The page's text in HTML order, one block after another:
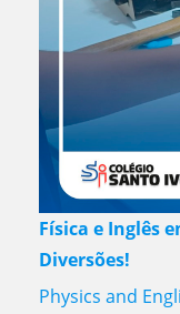
Física e Inglês
Diversões!
Physics and